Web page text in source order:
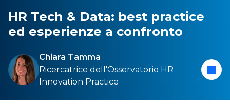
HR Tech & Data: best practice
ed esperienze a confronto
Chiara Tamma
Ricercatrice dell'Osservatorio HR
Innovation Practice